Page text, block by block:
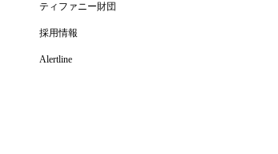
ティファニー財団
採用情報
Alertline